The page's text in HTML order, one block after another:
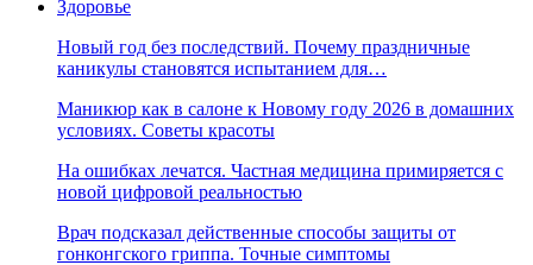
Здоровье
Новый год без последствий. Почему праздничные
каникулы становятся испытанием для…
Маникюр как в салоне к Новому году 2026 в домашних
условиях. Советы красоты
На ошибках лечатся. Частная медицина примиряется с
новой цифровой реальностью
Врач подсказал действенные способы защиты от
гонконгского гриппа. Точные симптомы